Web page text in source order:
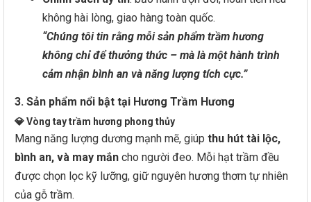
không hài lòng, giao hàng toàn quốc.
“Chúng tôi tin rằng mỗi sản phẩm trầm hương
không chỉ để thưởng thức – mà là một hành trình
cảm nhận bình an và năng lượng tích cực.”
3. Sản phẩm nổi bật tại Hương Trầm Hương
💎Vòng tay trầm hương phong thủy
Mang năng lượng dương mạnh mẽ, giúp thu hút tài lộc,
bình an, và may mắn cho người đeo. Mỗi hạt trầm đều
được chọn lọc kỹ lưỡng, giữ nguyên hương thơm tự nhiên
của gỗ trầm.